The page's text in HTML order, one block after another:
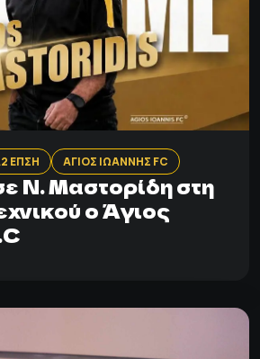
ΕΠΣΗ ΑΓΙΟΣ ΙΩΑΝΝΗΣ FC
Ν. Μαστορίδη στη
ο Άγιος